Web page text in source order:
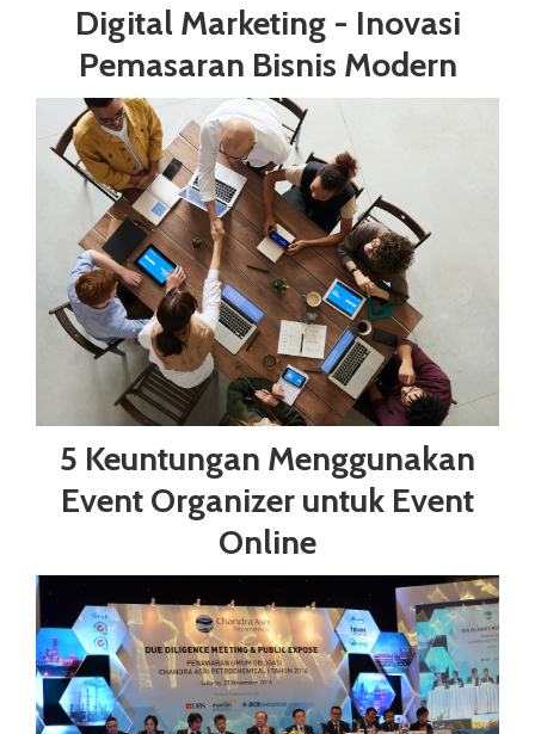
Digital Marketing - Inovasi
Pemasaran Bisnis Modern
5 Keuntungan Menggunakan
Event Organizer untuk Event
Online